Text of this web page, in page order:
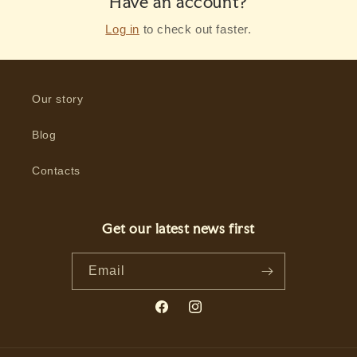
Log in to check out faster.
Our story
Blog
Contacts
Get our latest news first
Email
FacebookInstagram